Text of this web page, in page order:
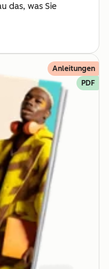
das, was Sie
Anleitungen
PDF